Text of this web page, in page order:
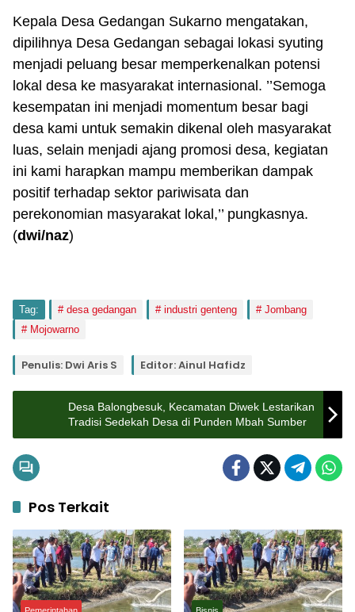
Kepala Desa Gedangan Sukarno mengatakan,
dipilihnya Desa Gedangan sebagai lokasi syuting
menjadi peluang besar memperkenalkan potensi
lokal desa ke masyarakat internasional. ’’Semoga
kesempatan ini menjadi momentum besar bagi
desa kami untuk semakin dikenal oleh masyarakat
luas, selain menjadi ajang promosi desa, kegiatan
ini kami harapkan mampu memberikan dampak
positif terhadap sektor pariwisata dan
perekonomian masyarakat lokal,’’ pungkasnya.
(dwi/naz)
Tag: desa gedangan industri genteng
Jombang
Mojowarno
Penulis: Dwi Aris S Editor: Ainul Hafidz
Desa Balongbesuk, Kecamatan Diwek Lestarikan
Tradisi Sedekah Desa di Punden Mbah Sumber
Pos Terkait